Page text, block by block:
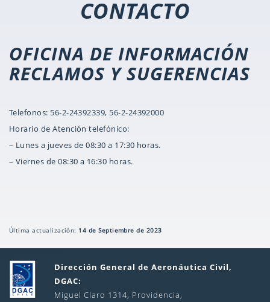
CONTACTO
OFICINA DE INFORMACIÓN
RECLAMOS Y SUGERENCIAS
Telefonos: 56-2-24392339, 56-2-24392000
Horario de Atención telefónico:
– Lunes a jueves de 08:30 a 17:30 horas.
– Viernes de 08:30 a 16:30 horas.
Última actualización: 14 de Septiembre de 2023
Dirección General de Aeronáutica Civil,
DGAC:
Miguel Claro 1314, Providencia,